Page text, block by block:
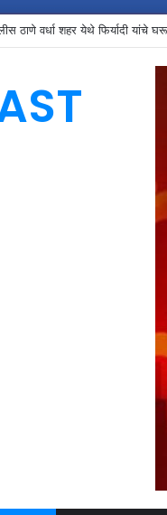
ठाणे वर्धा शहर येथे फिर्यादी यांचे